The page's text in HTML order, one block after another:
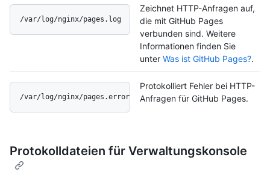
/var/log/nginx/pages.log
Zeichnet HTTP-Anfragen auf,
die mit GitHub Pages
verbunden sind. Weitere
Informationen finden Sie
unter Was ist GitHub Pages?.
/var/log/nginx/pages.error.log
Protokolliert Fehler bei HTTP-
Anfragen für GitHub Pages.
Protokolldateien für Verwaltungskonsole